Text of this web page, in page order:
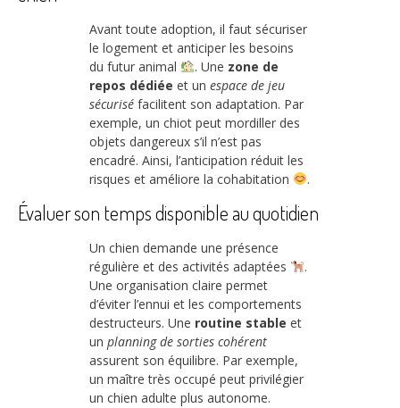
Avant toute adoption, il faut sécuriser
le logement et anticiper les besoins
du futur animal
. Une zone de
repos dédiée et un espace de jeu
sécurisé facilitent son adaptation. Par
exemple, un chiot peut mordiller des
objets dangereux s’il n’est pas
encadré. Ainsi, l’anticipation réduit les
risques et améliore la cohabitation
.
Évaluer son temps disponible au quotidien
Un chien demande une présence
régulière et des activités adaptées
.
Une organisation claire permet
d’éviter l’ennui et les comportements
destructeurs. Une routine stable et
un planning de sorties cohérent
assurent son équilibre. Par exemple,
un maître très occupé peut privilégier
un chien adulte plus autonome.